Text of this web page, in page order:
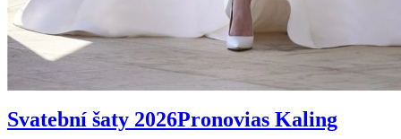
Svatební šaty 2026Pronovias Kaling